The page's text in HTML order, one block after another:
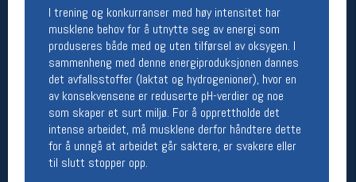
I trening og konkurranser med høy intensitet har
musklene behov for å utnytte seg av energi som
produseres både med og uten tilførsel av oksygen. I
sammenheng med denne energiproduksjonen dannes
det avfallsstoffer (laktat og hydrogenioner), hvor en
av konsekvensene er reduserte pH-verdier og noe
som skaper et surt miljø. For å opprettholde det
intense arbeidet, må musklene derfor håndtere dette
for å unngå at arbeidet går saktere, er svakere eller
til slutt stopper opp.
Magasinet
Medlemstilbud og aktiviteter
MELD DEG INN GRATIS
Åpningstider verkstedet
Man-Fredag:
11-18
Lørdag:
11-16
Om verkstedet